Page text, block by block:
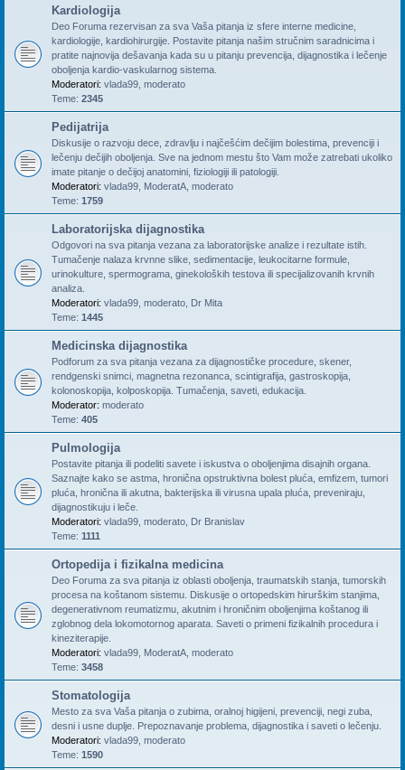
Kardiologija
Deo Foruma rezervisan za sva Vaša pitanja iz sfere interne medicine,
kardiologije, kardiohirurgije. Postavite pitanja našim stručnim saradnicima i
pratite najnovija dešavanja kada su u pitanju prevencija, dijagnostika i lečenje
oboljenja kardio-vaskularnog sistema.
Moderatori: vlada99 moderato
Teme: 2345
Pedijatrija
Diskusije o razvoju dece, zdravlju i najčešćim dečijim bolestima, prevenciji i
lečenju dečijih oboljenja. Sve na jednom mestu što Vam može zatrebati ukoliko
imate pitanje o dečijoj anatomini, fiziologiji ili patologiji.
Moderatori: vlada99 ModeratA moderato
Teme: 1759
Laboratorijska dijagnostika
Odgovori na sva pitanja vezana za laboratorijske analize i rezultate istih.
Tumačenje nalaza krvnne slike, sedimentacije, leukocitarne formule,
urinokulture, spermograma, ginekoloških testova ili specijalizovanih krvnih
analiza.
Moderatori: vlada99 moderato Dr Mita
Teme: 1445
Medicinska dijagnostika
Podforum za sva pitanja vezana za dijagnostičke procedure, skener,
rendgenski snimci, magnetna rezonanca, scintigrafija, gastroskopija,
kolonoskopija, kolposkopija. Tumačenja, saveti, edukacija.
Moderator: moderato
Teme: 405
Pulmologija
Postavite pitanja ili podeliti savete i iskustva o oboljenjima disajnih organa.
Saznajte kako se astma, hronična opstruktivna bolest pluća, emfizem, tumori
pluća, hronična ili akutna, bakterijska ili virusna upala pluća, preveniraju,
dijagnostikuju i leče.
Moderatori: vlada99 moderato Dr Branislav
Teme: 1111
Ortopedija i fizikalna medicina
Deo Foruma za sva pitanja iz oblasti oboljenja, traumatskih stanja, tumorskih
procesa na koštanom sistemu. Diskusije o ortopedskim hirurškim stanjima,
degenerativnom reumatizmu, akutnim i hroničnim oboljenjima koštanog ili
zglobnog dela lokomotornog aparata. Saveti o primeni fizikalnih procedura i
kineziterapije.
Moderatori: vlada99 ModeratA moderato
Teme: 3458
Stomatologija
Mesto za sva Vaša pitanja o zubima, oralnoj higijeni, prevenciji, negi zuba,
desni i usne duplje. Prepoznavanje problema, dijagnostika i saveti o lečenju.
Moderatori: vlada99 moderato
Teme: 1590